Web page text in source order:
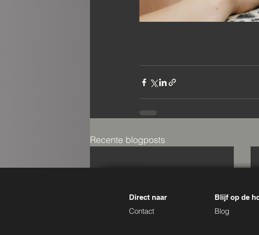
Recente blogposts
Direct naar
Contact
Blijf op de
Blog